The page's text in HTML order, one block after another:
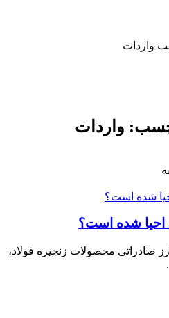
واردات
واردات
احیا شده است؟
صادراتی محصولات زنجیره فولاد،